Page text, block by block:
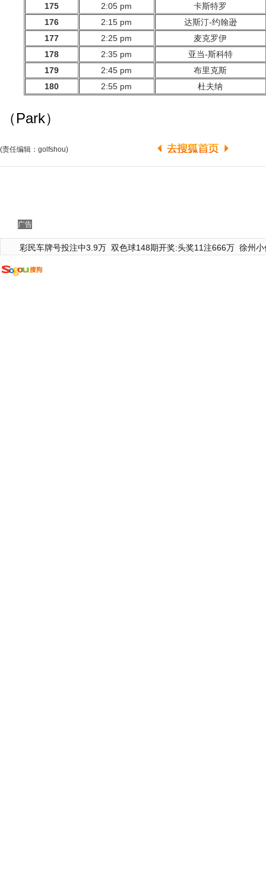
175
2:05 pm
卡斯特罗
176
2:15 pm
达斯汀-约翰逊
177
2:25 pm
麦克罗伊
178
2:35 pm
亚当-斯科特
179
2:45 pm
布里克斯
180
2:55 pm 杜夫纳
（Park）
(责任编辑：golfshou)
广告
彩民车牌号投注中3.9万 双色球148期开奖:头奖11注666万 徐州